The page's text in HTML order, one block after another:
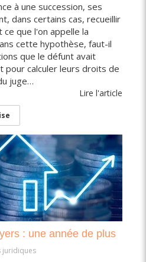
à une succession, ses
dans certains cas, recueillir
ce que l'on appelle la
cette hypothèse, faut-il
que le défunt avait
pour calculer leurs droits de
juge…
Lire l'article
: une année de plus
juridiques